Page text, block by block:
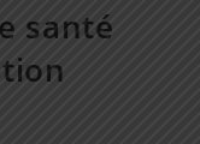
santé